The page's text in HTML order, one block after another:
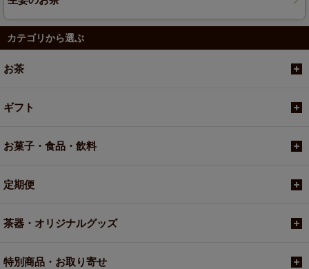
カテゴリから選ぶ
お茶
ギフト
お菓子・食品・飲料
定期便
茶器・オリジナルグッズ
特別商品・お取り寄せ